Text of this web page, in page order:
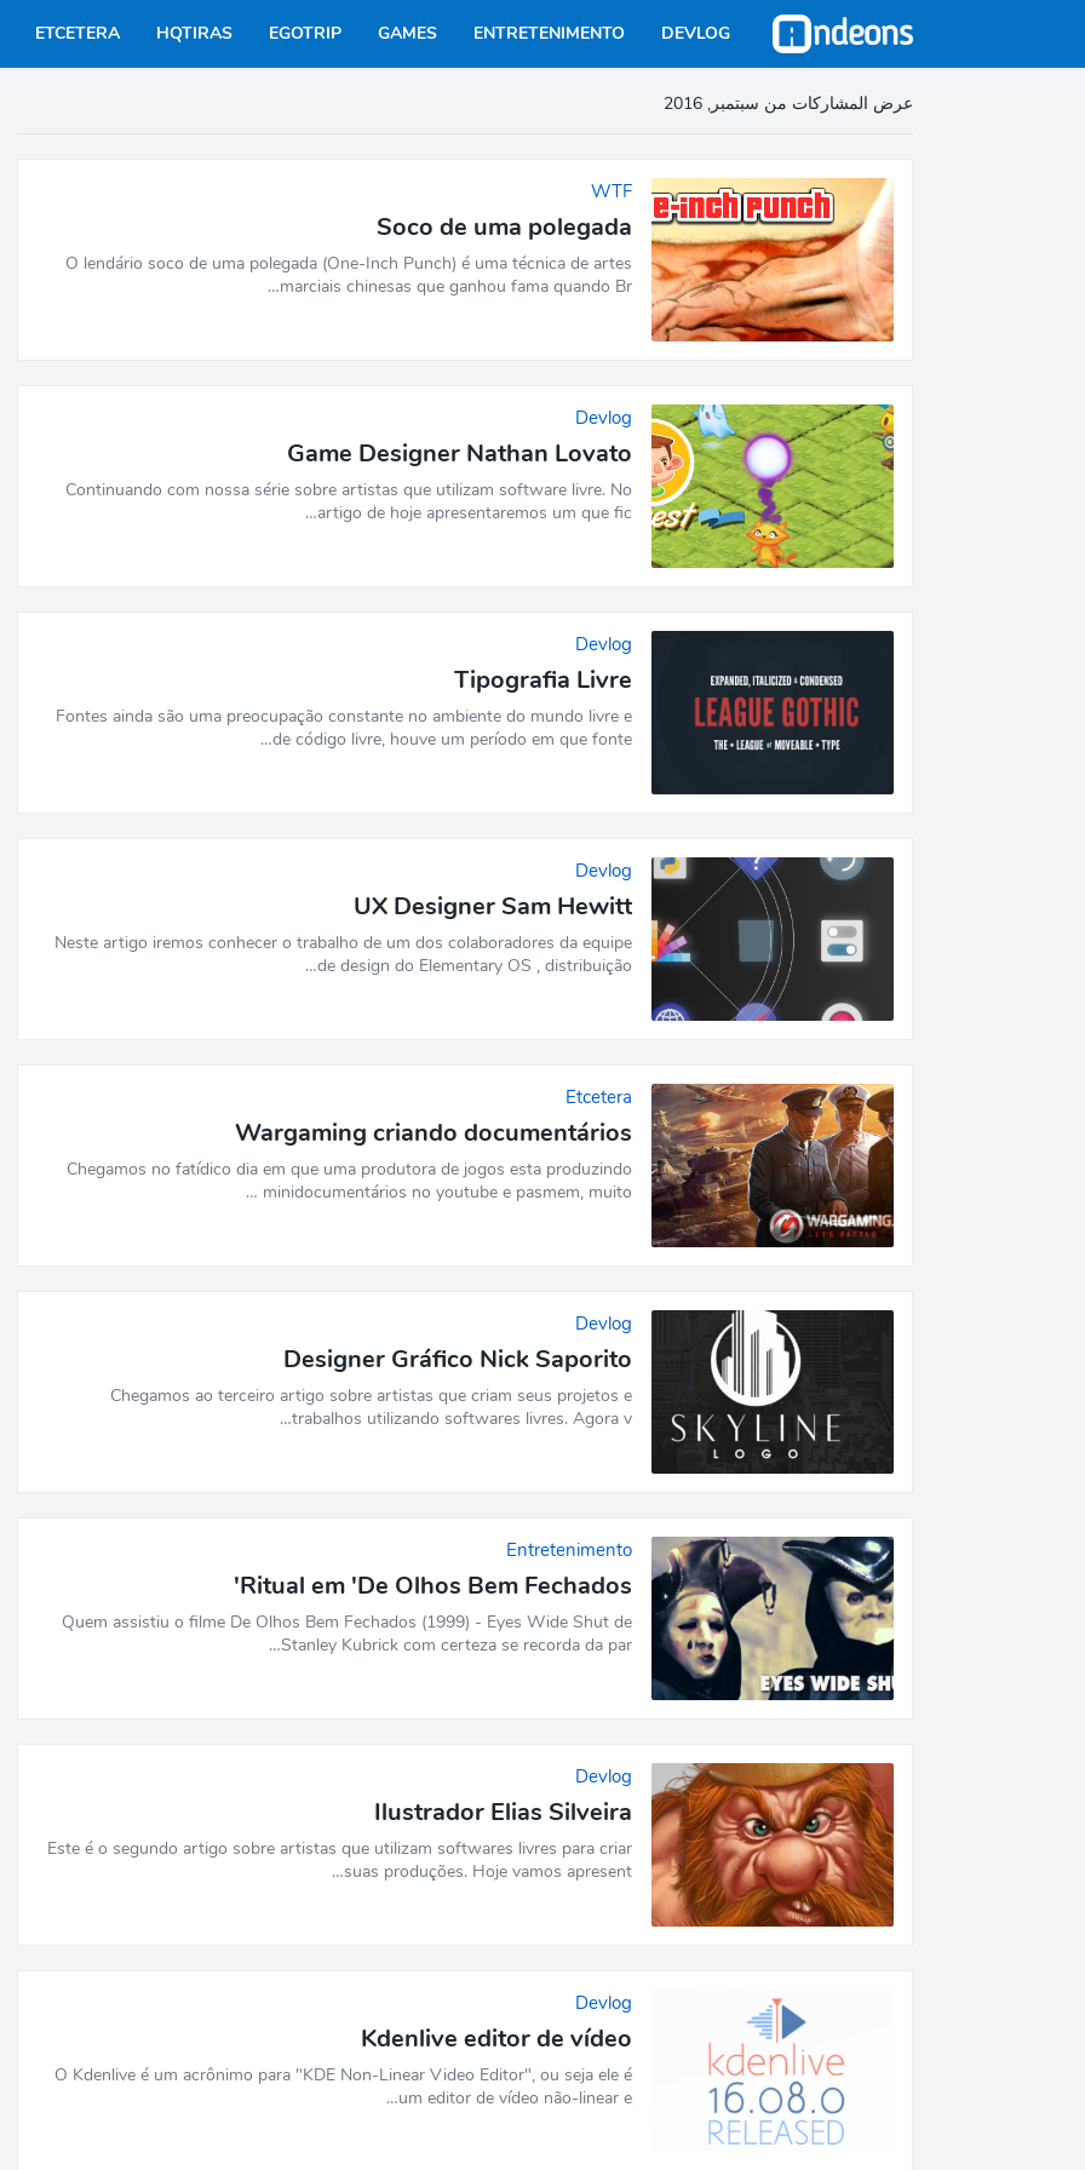
DEVLOG
ENTRETENIMENTO
GAMES
EGOTRIP
HQTIRAS
ETCETERA
عرض المشاركات من سبتمبر, 2016
WTF
Soco de uma polegada
O lendário soco de uma polegada (One-Inch Punch) é uma técnica de artes
marciais chinesas que ganhou fama quando Br…
Devlog
Game Designer Nathan Lovato
Continuando com nossa série sobre artistas que utilizam software livre. No
artigo de hoje apresentaremos um que fic…
Devlog
Tipografia Livre
Fontes ainda são uma preocupação constante no ambiente do mundo livre e
de código livre, houve um período em que fonte…
Devlog
UX Designer Sam Hewitt
Neste artigo iremos conhecer o trabalho de um dos colaboradores da equipe
de design do Elementary OS , distribuição…
Etcetera
Wargaming criando documentários
Chegamos no fatídico dia em que uma produtora de jogos esta produzindo
minidocumentários no youtube e pasmem, muito …
Devlog
Designer Gráfico Nick Saporito
Chegamos ao terceiro artigo sobre artistas que criam seus projetos e
trabalhos utilizando softwares livres. Agora v…
Entretenimento
Ritual em 'De Olhos Bem Fechados'
Quem assistiu o filme De Olhos Bem Fechados (1999) - Eyes Wide Shut de
Stanley Kubrick com certeza se recorda da par…
Devlog
Ilustrador Elias Silveira
Este é o segundo artigo sobre artistas que utilizam softwares livres para criar
suas produções. Hoje vamos apresent…
Devlog
Kdenlive editor de vídeo
O Kdenlive é um acrônimo para "KDE Non-Linear Video Editor", ou seja ele é
um editor de vídeo não-linear e…